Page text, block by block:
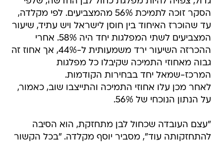
הסקר זוכה לתמיכת 56% מהמצביעים. לפי מקלדה,
עד שהוכרז האיחוד בין חוסן לישראל ויש עתיד, שיעור
המצביעים לשתי המפלגות יחד היה 58%. אחרי
ההכרזה השיעור ירד משמעותית ל-44%, אך אחוז זה
גבוה מאחוזי התמיכה שקיבלו כל מפלגות
המרכז-שמאל יחד בבחירות הקודמות.
לאחר מכן עלו אחוזי התמיכה והתייצבו שוב, כאמור,
על הנתון הנוכחי של 56%.
"עצם העובדה שכחול לבן מתחזקת, הוא הסיבה
להתחזקותה עוד", מסביר יוסף מקלדה. "בכל הקשור